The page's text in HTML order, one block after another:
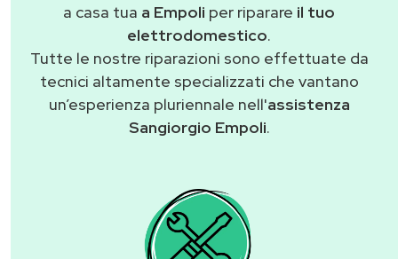
a casa tua a Empoli per riparare il tuo
elettrodomestico.
Tutte le nostre riparazioni sono effettuate da
tecnici altamente specializzati che vantano
un’esperienza pluriennale nell'assistenza
Sangiorgio Empoli.